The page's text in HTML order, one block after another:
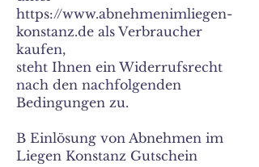
https://www.abnehmenimliegen-
konstanz.de als Verbraucher
kaufen,
steht Ihnen ein Widerrufsrecht
nach den nachfolgenden
Bedingungen zu.
B Einlösung von Abnehmen im
Liegen Konstanz Gutschein